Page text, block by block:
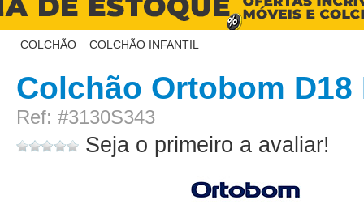
COLCHÃO COLCHÃO INFANTIL
Colchão Ortobom
Ref: #3130S343
Seja o primeiro a avaliar!